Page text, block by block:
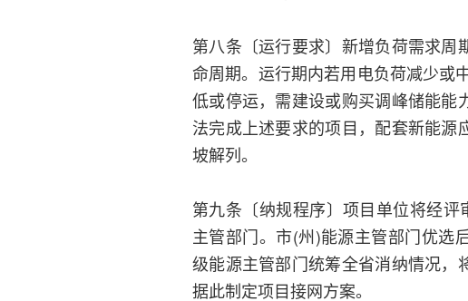
第八条〔运行要求〕新增负荷需求
命周期。运行期内若用电负荷减少或
低或停运，需建设或购买调峰储能
法完成上述要求的项目，配套新能
坡解列。
第九条〔纳规程序〕项目单位将经
主管部门。市(州)能源主管部门优选
级能源主管部门统筹全省消纳情况，
据此制定项目接网方案。